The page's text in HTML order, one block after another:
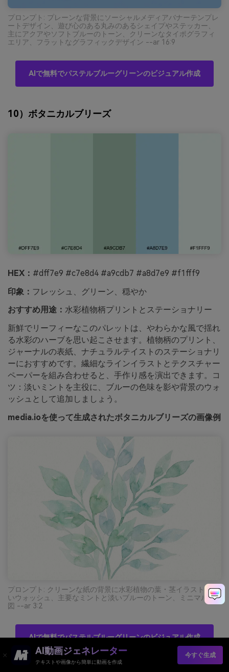
プロンプト: プレーンな背景にソーシャルメディアバナーテンプレ
ートデザイン、遊び心のある丸みのあるシェイプやステッカー、
主にアクアやソフトブルーのトーン、クリーンなタイポグラフィ
エリア、フラットなグラフィックデザイン --ar 16:9
AIで無料でパステルブルーグリーンのビジュアル作成
10）ボタニカルブリーズ
HEX： #dff7e9 #c7e8d4 #a9cdb7 #a8d7e9 #f1fff9
印象： フレッシュ、グリーン、穏やか
おすすめ用途： 水彩植物柄プリントとステーショナリー
新鮮でリーフィーなこのパレットは、やわらかな風で揺れ
る水彩のハーブを思い起こさせます。植物柄のプリント、
ジャーナルの表紙、ナチュラルテイストのステーショナリ
ーにおすすめです。繊細なラインイラストとテクスチャー
ペーパーを組み合わせると、手作り感を演出できます。コ
ツ：淡いミントを主役に、ブルーの色味を影や背景のウォ
ッシュとして追加しましょう。
media.ioを使って生成されたボタニカルブリーズの画像例
プロンプト: クリーンな紙の背景に水彩植物の葉・茎イラスト、淡
いウォッシュ、主要なミントと淡いブルーのトーン、ミニマル構
図 --ar 3:2
AIで無料でパステルブルーグリーンのビジュアル作成
AI動画ジェネレーター
テキストや画像から簡単に動画を作成
今すぐ生成